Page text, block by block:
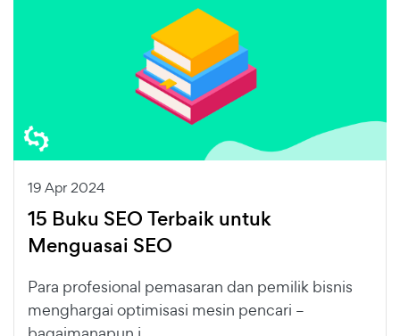
19 Apr 2024
15 Buku SEO Terbaik untuk
Menguasai SEO
Para profesional pemasaran dan pemilik bisnis
menghargai optimisasi mesin pencari –